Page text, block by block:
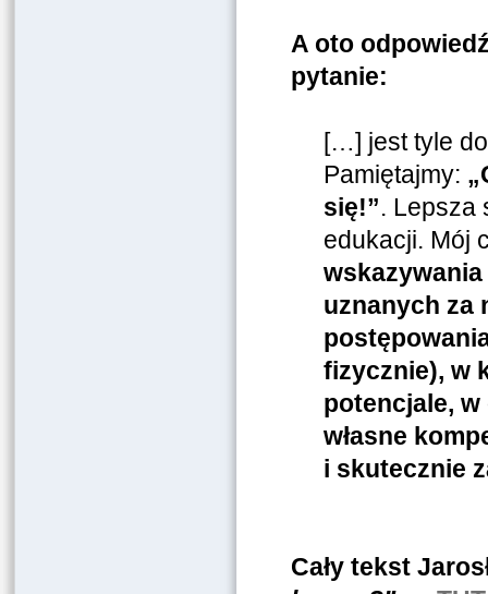
A oto
pytanie:
[…] jest tyle
Pamiętajmy:
się!”. Lepsza
edukacji. Mój
uznanych za
fizycznie), w
potencjale,
własne
i skutecznie
Cały tekst